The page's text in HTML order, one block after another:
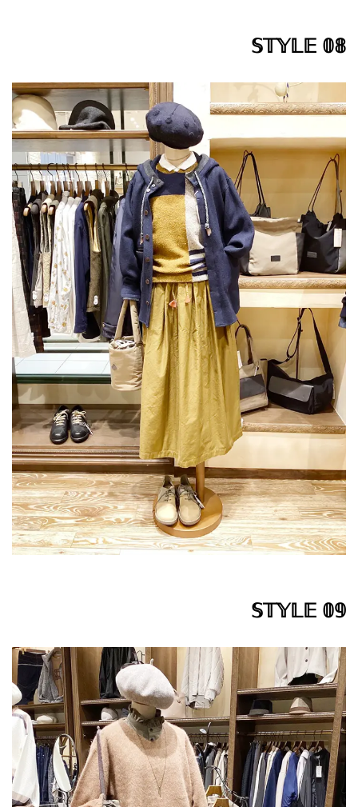
𝕊𝕋𝕐𝕃𝔼 𝟘𝟠
𝕊𝕋𝕐𝕃𝔼 𝟘𝟡